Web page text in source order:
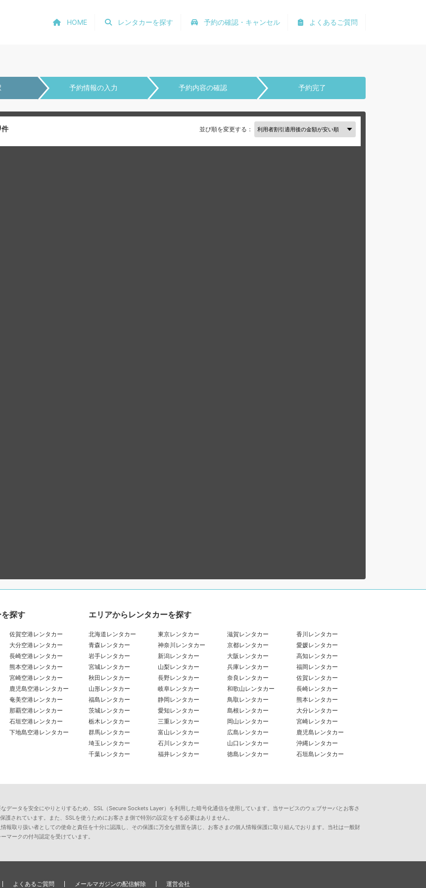
よくあるご質問
予約の確認・キャンセル
レンタカーを探す
HOME
予約情報の入力 予約内容の確認 予約完了
件 並び順を変更する：
探す
佐賀空港レンタカー
大分空港レンタカー
長崎空港レンタカー
熊本空港レンタカー
宮崎空港レンタカー
鹿児島空港レンタカー
奄美空港レンタカー
那覇空港レンタカー
石垣空港レンタカー
下地島空港レンタカー
エリアからレンタカーを探す
北海道レンタカー
青森レンタカー
岩手レンタカー
宮城レンタカー
秋田レンタカー
山形レンタカー
福島レンタカー
茨城レンタカー
栃木レンタカー
群馬レンタカー
埼玉レンタカー
千葉レンタカー
東京レンタカー
神奈川レンタカー
新潟レンタカー
山梨レンタカー
長野レンタカー
岐阜レンタカー
静岡レンタカー
愛知レンタカー
三重レンタカー
富山レンタカー
石川レンタカー
福井レンタカー
滋賀レンタカー
京都レンタカー
大阪レンタカー
兵庫レンタカー
奈良レンタカー
和歌山レンタカー
鳥取レンタカー
島根レンタカー
岡山レンタカー
広島レンタカー
山口レンタカー
徳島レンタカー
香川レンタカー
愛媛レンタカー
高知レンタカー
福岡レンタカー
佐賀レンタカー
長崎レンタカー
熊本レンタカー
大分レンタカー
宮崎レンタカー
鹿児島レンタカー
沖縄レンタカー
石垣島レンタカー
データを安全にやりとりするため、SSL（Secure Sockets Layer）を利用した暗号化通信を使用しています。当サービスのウェブサーバとお客さ
護されています。また、SSLを使うためにお客さま側で特別の設定をする必要はありません。
報取り扱い者としての使命と責任を十分に認識し、その保護に万全な措置を講じ、お客さまの個人情報保護に取り組んでおります。当社は一般財
マークの付与認定を受けています。
よくあるご質問 メールマガジンの配信解除 運営会社